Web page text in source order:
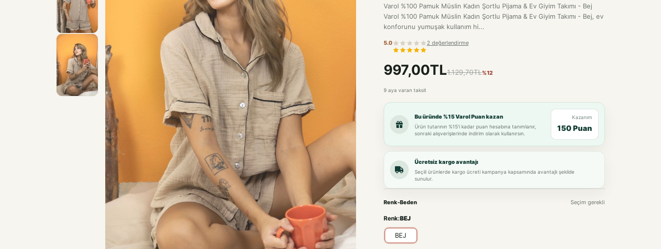
Varol %100 Pamuk Müslin Kadın Şortlu Pijama & Ev Giyim Takımı - Bej
Varol %100 Pamuk Müslin Kadın Şortlu Pijama & Ev Giyim Takımı - Bej, ev
konforunu yumuşak kullanım hi...
5.0 2 değerlendirme
997,00TL1.129,70TL%12
9 aya varan taksit
Bu üründe %15 Varol Puan kazan
Ürün tutarının %15'i kadar puan hesabına tanımlanır,
sonraki alışverişlerinde indirim olarak kullanırsın.
Kazanım
150 Puan
Ücretsiz kargo avantajı
Seçili ürünlerde kargo ücreti kampanya kapsamında avantajlı şekilde
sunulur.
Renk-Beden Seçim gerekli
Renk:BEJ
BEJ